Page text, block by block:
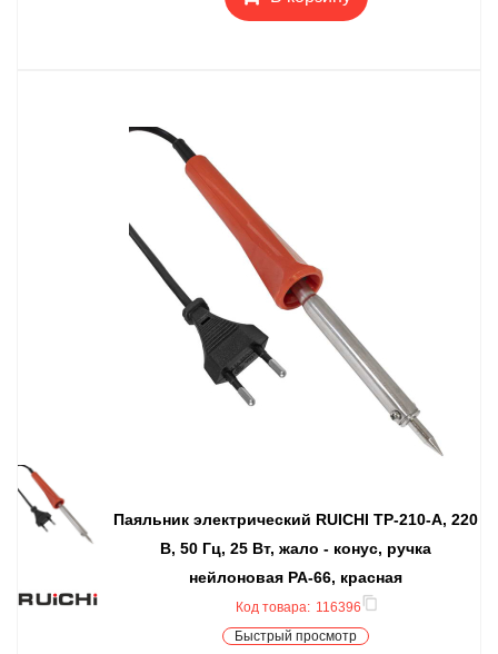
Паяльник электрический RUICHI TP-210-A, 220
В, 50 Гц, 25 Вт, жало - конус, ручка
нейлоновая PA-66, красная
Код товара: 116396
Быстрый просмотр